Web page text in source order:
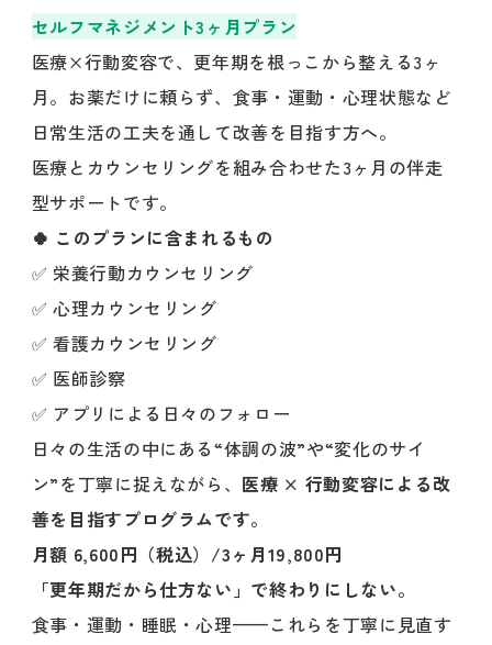
セルフマネジメント3ヶ月プラン
医療×行動変容で、更年期を根っこから整える3ヶ
月。お薬だけに頼らず、食事・運動・心理状態など
日常生活の工夫を通して改善を目指す方へ。
医療とカウンセリングを組み合わせた3ヶ月の伴走
型サポートです。
🍀 このプランに含まれるもの
✅ 栄養行動カウンセリング
✅ 心理カウンセリング
✅ 看護カウンセリング
✅ 医師診察
✅ アプリによる日々のフォロー
日々の生活の中にある“体調の波”や“変化のサイ
ン”を丁寧に捉えながら、 医療 × 行動変容による改
善を目指すプログラムです。
月額 6,600円（税込）/3ヶ月19,800円
「更年期だから仕方ない」で終わりにしない。
食事・運動・睡眠・心理——これらを丁寧に見直す